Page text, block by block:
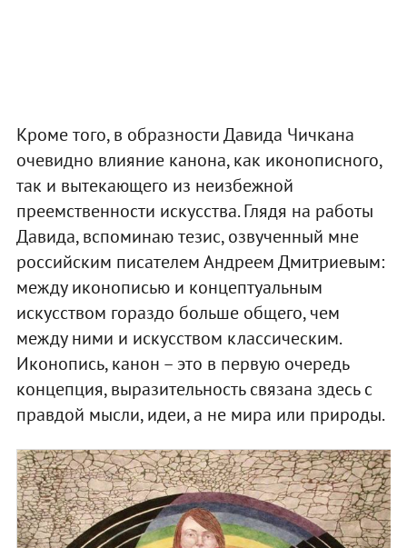
Кроме того, в образности Давида Чичкана
очевидно влияние канона, как иконописного,
так и вытекающего из неизбежной
преемственности искусства. Глядя на работы
Давида, вспоминаю тезис, озвученный мне
российским писателем Андреем Дмитриевым:
между иконописью и концептуальным
искусством гораздо больше общего, чем
между ними и искусством классическим.
Иконопись, канон – это в первую очередь
концепция, выразительность связана здесь с
правдой мысли, идеи, а не мира или природы.